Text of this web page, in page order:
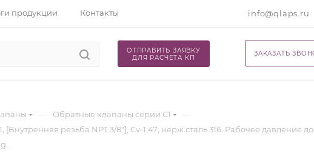
продукции Контакты info@qlaps.ru
ЗАКАЗАТЬ
ОТПРАВИТЬ ЗАЯВКУ
ДЛЯ РАСЧЕТА КП
— Обратные клапаны серии С1 —
[Внутренняя резьба NPT 3/8"], Cv-1,47; нерж.сталь 316. Рабочее давление